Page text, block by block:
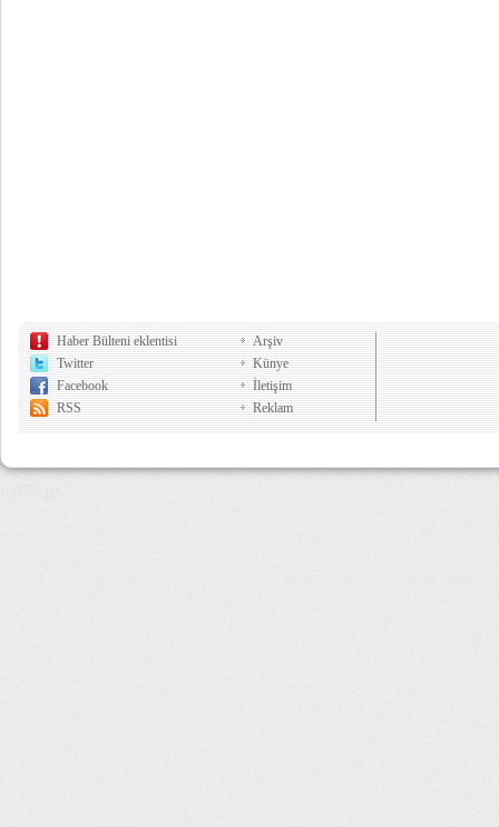
Haber Bülteni eklentisi
Twitter
Facebook
RSS
Arşiv
Künye
İletişim
Reklam